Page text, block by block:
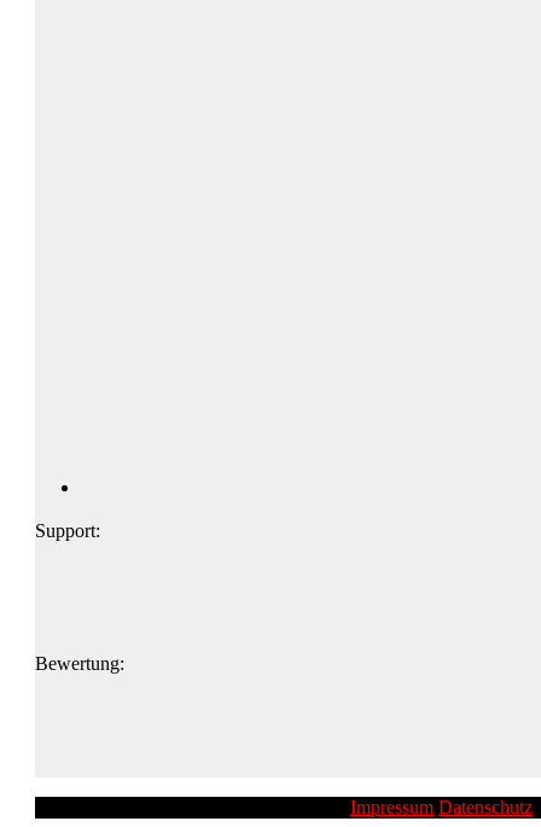
Support:
Bewertung:
Impressum Datenschutz